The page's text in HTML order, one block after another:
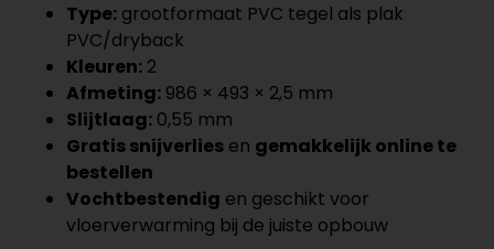
Type: grootformaat PVC tegel als plak
PVC/dryback
Kleuren: 2
Afmeting: 986 × 493 × 2,5 mm
Slijtlaag: 0,55 mm
Gratis snijverlies en gemakkelijk online te
bestellen
Vochtbestendig en geschikt voor
vloerverwarming bij de juiste opbouw